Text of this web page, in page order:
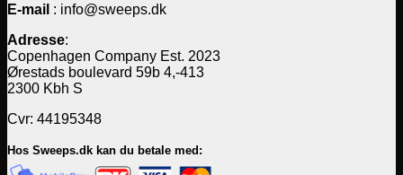
E-mail : info@sweeps.dk
Adresse:
Copenhagen Company Est. 2023
Ørestads boulevard 59b 4,-413
2300 Kbh S
Cvr: 44195348
Hos Sweeps.dk kan du betale med: